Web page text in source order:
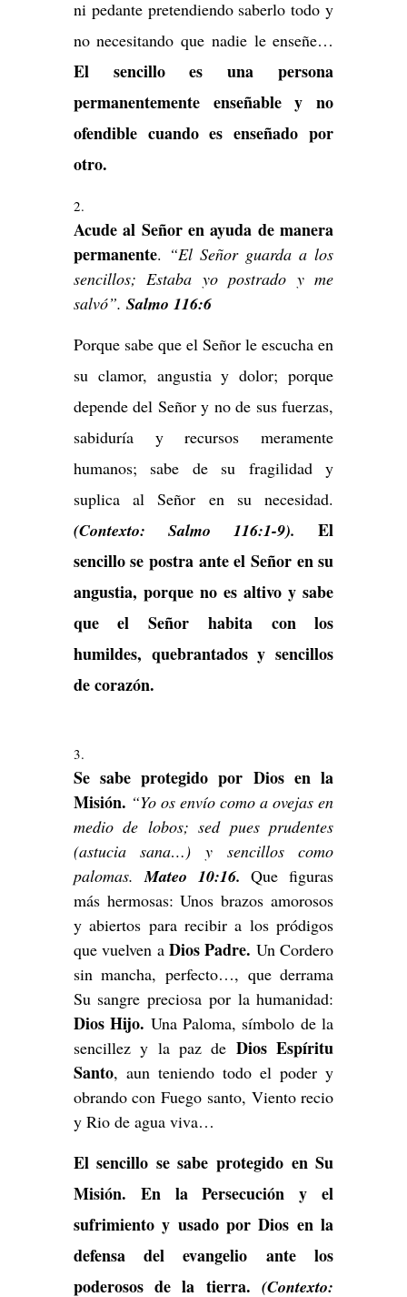
ni pedante pretendiendo saberlo todo y
no necesitando que nadie le enseñe…
El sencillo es una persona
permanentemente enseñable y no
ofendible cuando es enseñado por
otro.
Acude al Señor en ayuda de manera
permanente. “El Señor guarda a los
sencillos; Estaba yo postrado y me
salvó”. Salmo 116:6
Porque sabe que el Señor le escucha en
su clamor, angustia y dolor; porque
depende del Señor y no de sus fuerzas,
sabiduría y recursos meramente
humanos; sabe de su fragilidad y
suplica al Señor en su necesidad.
(Contexto: Salmo 116:1-9).El
sencillo se postra ante el Señor en su
angustia, porque no es altivo y sabe
que el Señor habita con los
humildes, quebrantados y sencillos
de corazón.
Se sabe protegido por Dios en la
Misión. “Yo os envío como a ovejas en
medio de lobos; sed pues prudentes
(astucia sana…) y sencillos como
palomas.Mateo 10:16. Que figuras
más hermosas: Unos brazos amorosos
y abiertos para recibir a los pródigos
que vuelven a Dios Padre. Un Cordero
sin mancha, perfecto…, que derrama
Su sangre preciosa por la humanidad:
Dios Hijo. Una Paloma, símbolo de la
sencillez y la paz de Dios Espíritu
Santo, aun teniendo todo el poder y
obrando con Fuego santo, Viento recio
y Rio de agua viva…
El sencillo se sabe protegido en Su
Misión. En la Persecución y el
sufrimiento y usado por Dios en la
defensa del evangelio ante los
poderosos de la tierra.(Contexto: